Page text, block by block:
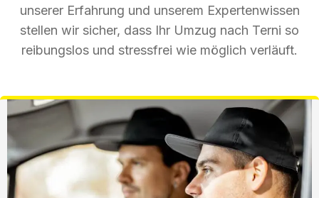
unserer Erfahrung und unserem Expertenwissen
stellen wir sicher, dass Ihr Umzug nach Terni so
reibungslos und stressfrei wie möglich verläuft.